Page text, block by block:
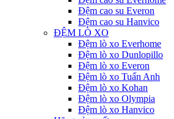
Đệm cao su Everon
Đệm cao su Hanvico
ĐỆM LÒ XO
Đệm lò xo Everhome
Đệm lò xo Dunlopillo
Đệm lò xo Everon
Đệm lò xo Tuấn Anh
Đệm lò xo Kohan
Đệm lò xo Olympia
Đệm lò xo Hanvico